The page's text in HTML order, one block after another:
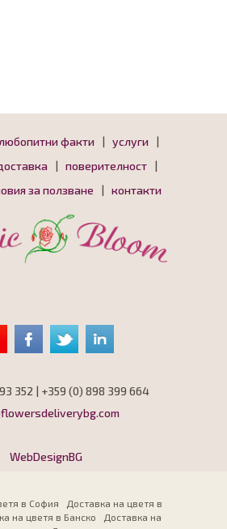
любопитни факти | услуги |
| поверителност|
за ползване | контакти
352 | +359 (0) 898 399 664
WebDesignBG
в София
Доставка на цветя в
на цветя в Банско
Доставка на